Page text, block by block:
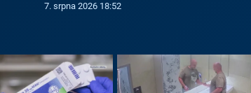
7. srpna 2026 18:52